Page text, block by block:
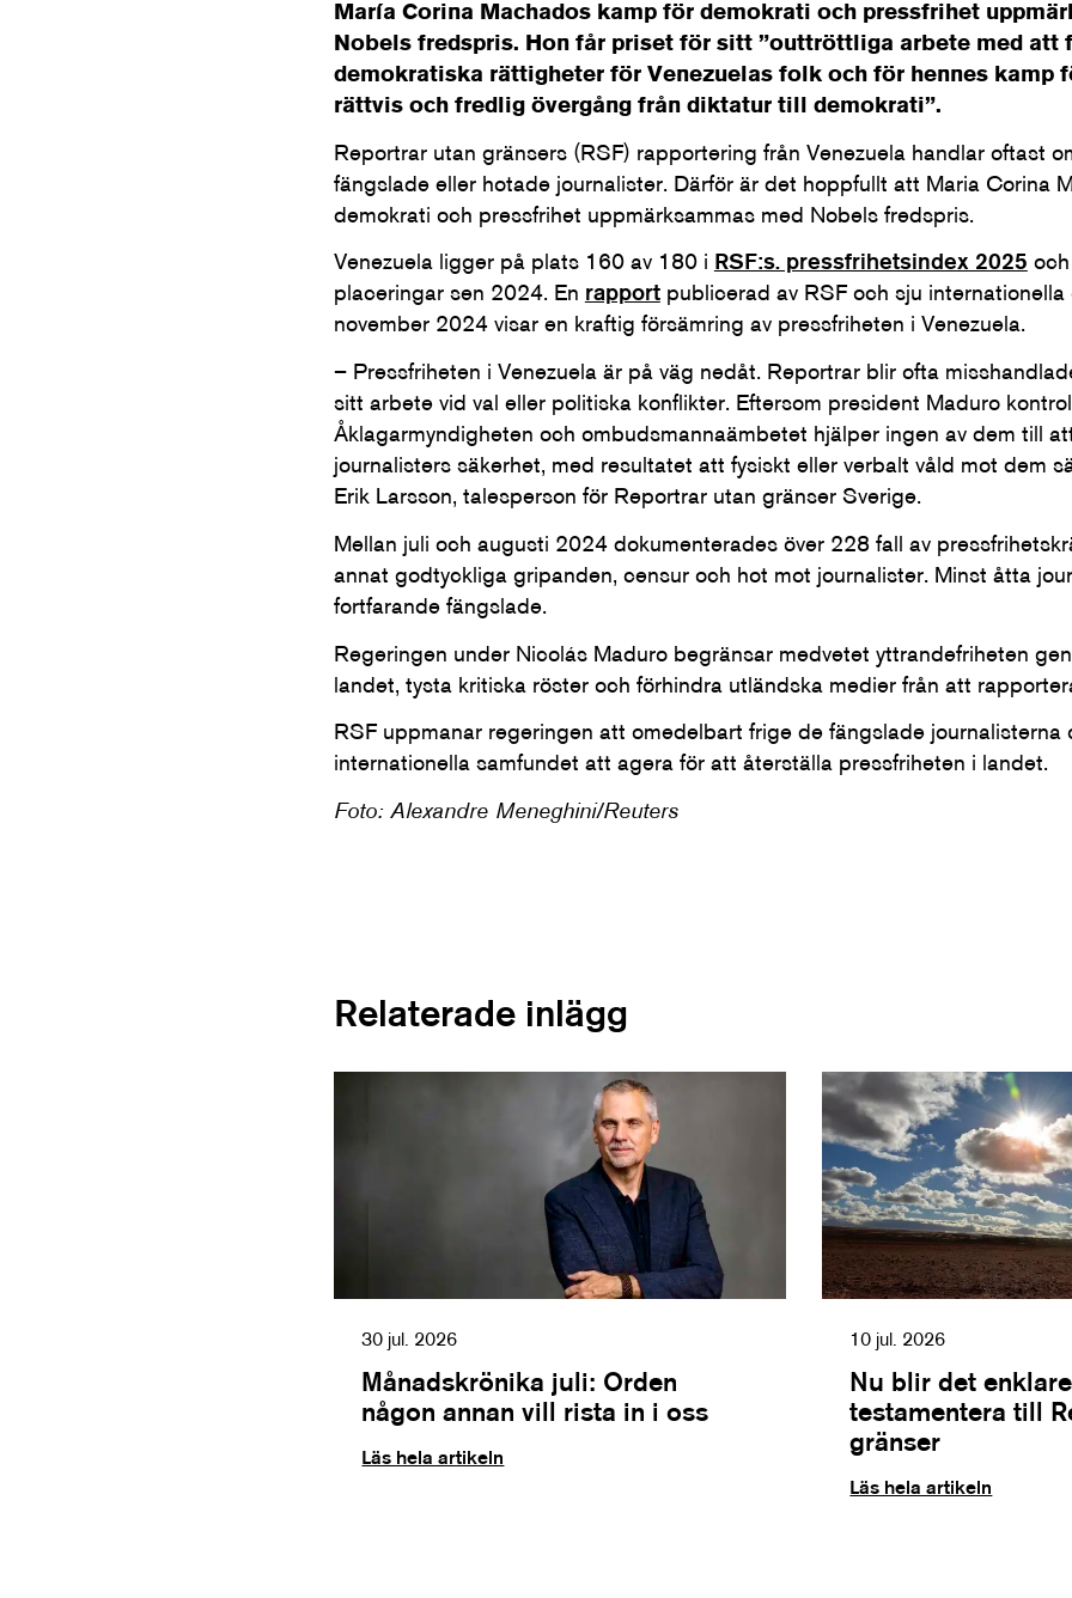
María Corina Machados kamp för demokrati och pressfrihet
Nobels fredspris. Hon får priset för sitt ”outtröttliga arbete med att
demokratiska rättigheter för Venezuelas folk och för hennes kamp
rättvis och fredlig övergång från diktatur till demokrati”.
Reportrar utan gränsers (RSF) rapportering från Venezuela handlar oftast
fängslade eller hotade journalister. Därför är det hoppfullt att Maria Corina
demokrati och pressfrihet uppmärksammas med Nobels fredspris.
Venezuela ligger på plats 160 av 180 i RSF:s. pressfrihetsindex 2025
placeringar sen 2024. En rapportpublicerad av RSF och sju internationella
november 2024 visar en kraftig försämring av pressfriheten i Venezuela.
– Pressfriheten i Venezuela är på väg nedåt. Reportrar blir ofta
sitt arbete vid val eller politiska konflikter. Eftersom president Maduro
Åklagarmyndigheten och ombudsmannaämbetet hjälper ingen av dem till
journalisters säkerhet, med resultatet att fysiskt eller verbalt våld mot dem
Erik Larsson, talesperson för Reportrar utan gränser Sverige.
Mellan juli och augusti 2024 dokumenterades över 228 fall av
annat godtyckliga gripanden, censur och hot mot journalister. Minst åtta
fortfarande fängslade.
Regeringen under Nicolás Maduro begränsar medvetet yttrandefriheten
landet, tysta kritiska röster och förhindra utländska medier från att
RSF uppmanar regeringen att omedelbart frige de fängslade journalisterna
internationella samfundet att agera för att återställa pressfriheten i landet.
Foto: Alexandre Meneghini/Reuters
Relaterade inlägg
30 jul. 2026
Månadskrönika juli: Orden
någon annan vill rista in i oss
Läs hela artikeln
10 jul. 2026
Nu blir det
testamentera till
gränser
Läs hela artikeln